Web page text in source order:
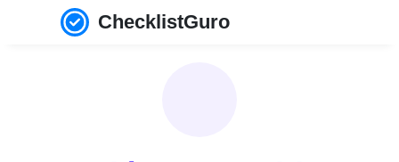
ChecklistGuro